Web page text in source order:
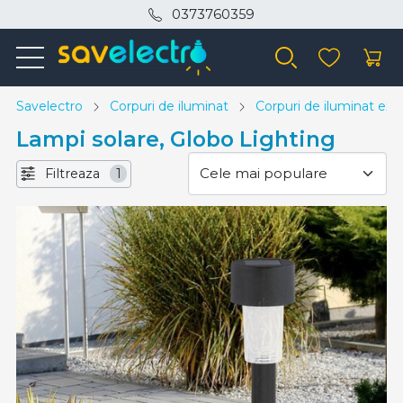
0373760359
Savelectro Corpuri de iluminat Corpuri de iluminat
Lampi solare, Globo Lighting
Filtreaza 1